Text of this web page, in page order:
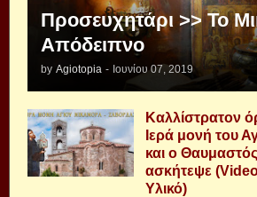
Προσευχητάρι >> Το
Απόδειπνο
by Agiotopia - Ιουνίου 07, 2019
Καλλίστρατον
Ιερά μονή του
και ο
ασκήτεψε
Υλικό)